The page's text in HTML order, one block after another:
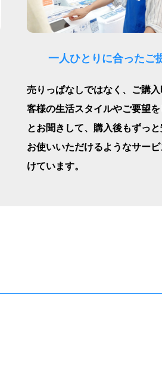
一人ひとりに合ったご
売りっぱなしではなく、ご購
客様の生活スタイルやご要望を
とお聞きして、購入後もずっ
お使いいただけるようなサー
けています。